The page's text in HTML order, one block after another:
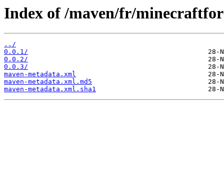
Index of /maven/fr/
../
0.0.1/
0.0.2/
0.0.3/
maven-metadata.xml
maven-metadata.xml.md5
maven-metadata.xml.sha1